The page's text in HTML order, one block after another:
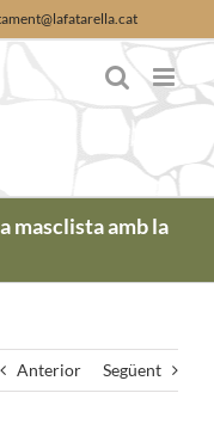
masclista amb la
Anterior Següent